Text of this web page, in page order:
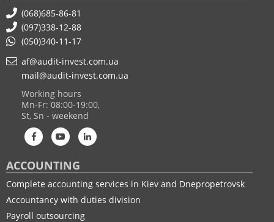
(068)685-86-81
(097)338-12-88
(050)340-11-17
af@audit-invest.com.ua
mail@audit-invest.com.ua
Working hours
Mn-Fr: 08:00-19:00,
St, Sn - weekend
ACCOUNTING
Complete accounting services in Kiev and Dnepropetrovsk
Accountancy with duties division
Payroll outsourcing